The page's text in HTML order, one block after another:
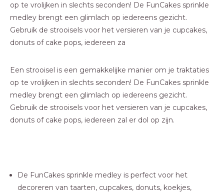
op te vrolijken in slechts seconden! De FunCakes sprinkle
medley brengt een glimlach op iedereens gezicht.
Gebruik de strooisels voor het versieren van je cupcakes,
donuts of cake pops, iedereen za
Een strooisel is een gemakkelijke manier om je traktaties
op te vrolijken in slechts seconden! De FunCakes sprinkle
medley brengt een glimlach op iedereens gezicht.
Gebruik de strooisels voor het versieren van je cupcakes,
donuts of cake pops, iedereen zal er dol op zijn.
De FunCakes sprinkle medley is perfect voor het
decoreren van taarten, cupcakes, donuts, koekjes,